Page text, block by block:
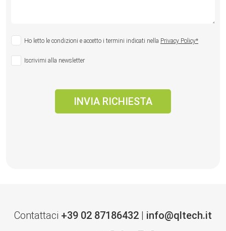
Ho letto le condizioni e accetto i termini indicati nella Privacy Policy*
Iscrivimi alla newsletter
Contattaci +39 02 87186432 | info@qltech.it